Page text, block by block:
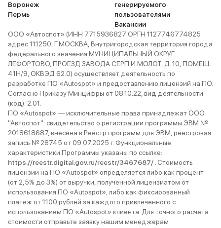
Воронеж
Пермь
генерируемого
пользователями
Вакансии
ООО «Автоспот» (ИНН 7715936827 ОРГН 1127746774825
адрес 111250, Г.МОСКВА, Внутригородская территория города
федерального значения МУНИЦИПАЛЬНЫЙ ОКРУГ
ЛЕФОРТОВО, ПРОЕЗД ЗАВОДА СЕРП И МОЛОТ, Д. 10, ПОМЕЩ.
41Н/9, ОКВЭД 62.0) осуществляет деятельность по
разработке ПО «Autospot» и предоставлению лицензий на ПО.
Согласно Приказу Минцифры от 08.10.22, вид деятельности
(код): 2.01.
ПО «Autospot» — исключительные права принадлежат ООО
"Автоспот": свидетельство о регистрации программы ЭВМ №
2018618687, внесена в Реестр программ для ЭВМ, реестровая
запись № 28745 от 09.07.2025 г. Функциональные
характеристики Программы указаны по ссылке:
https://reestr.digital.gov.ru/reestr/3467687/ . Стоимость
лицензии на ПО «Autospot» определяется либо как процент
(от 2,5% до 3%) от выручки, полученной лицензиатом от
использования ПО «Autospot», либо как фиксированный
платеж от 1100 рублей за каждого привлеченного с
использованием ПО «Autospot» клиента. Для точного расчета
стоимости отправьте заявку нашим менеджерам